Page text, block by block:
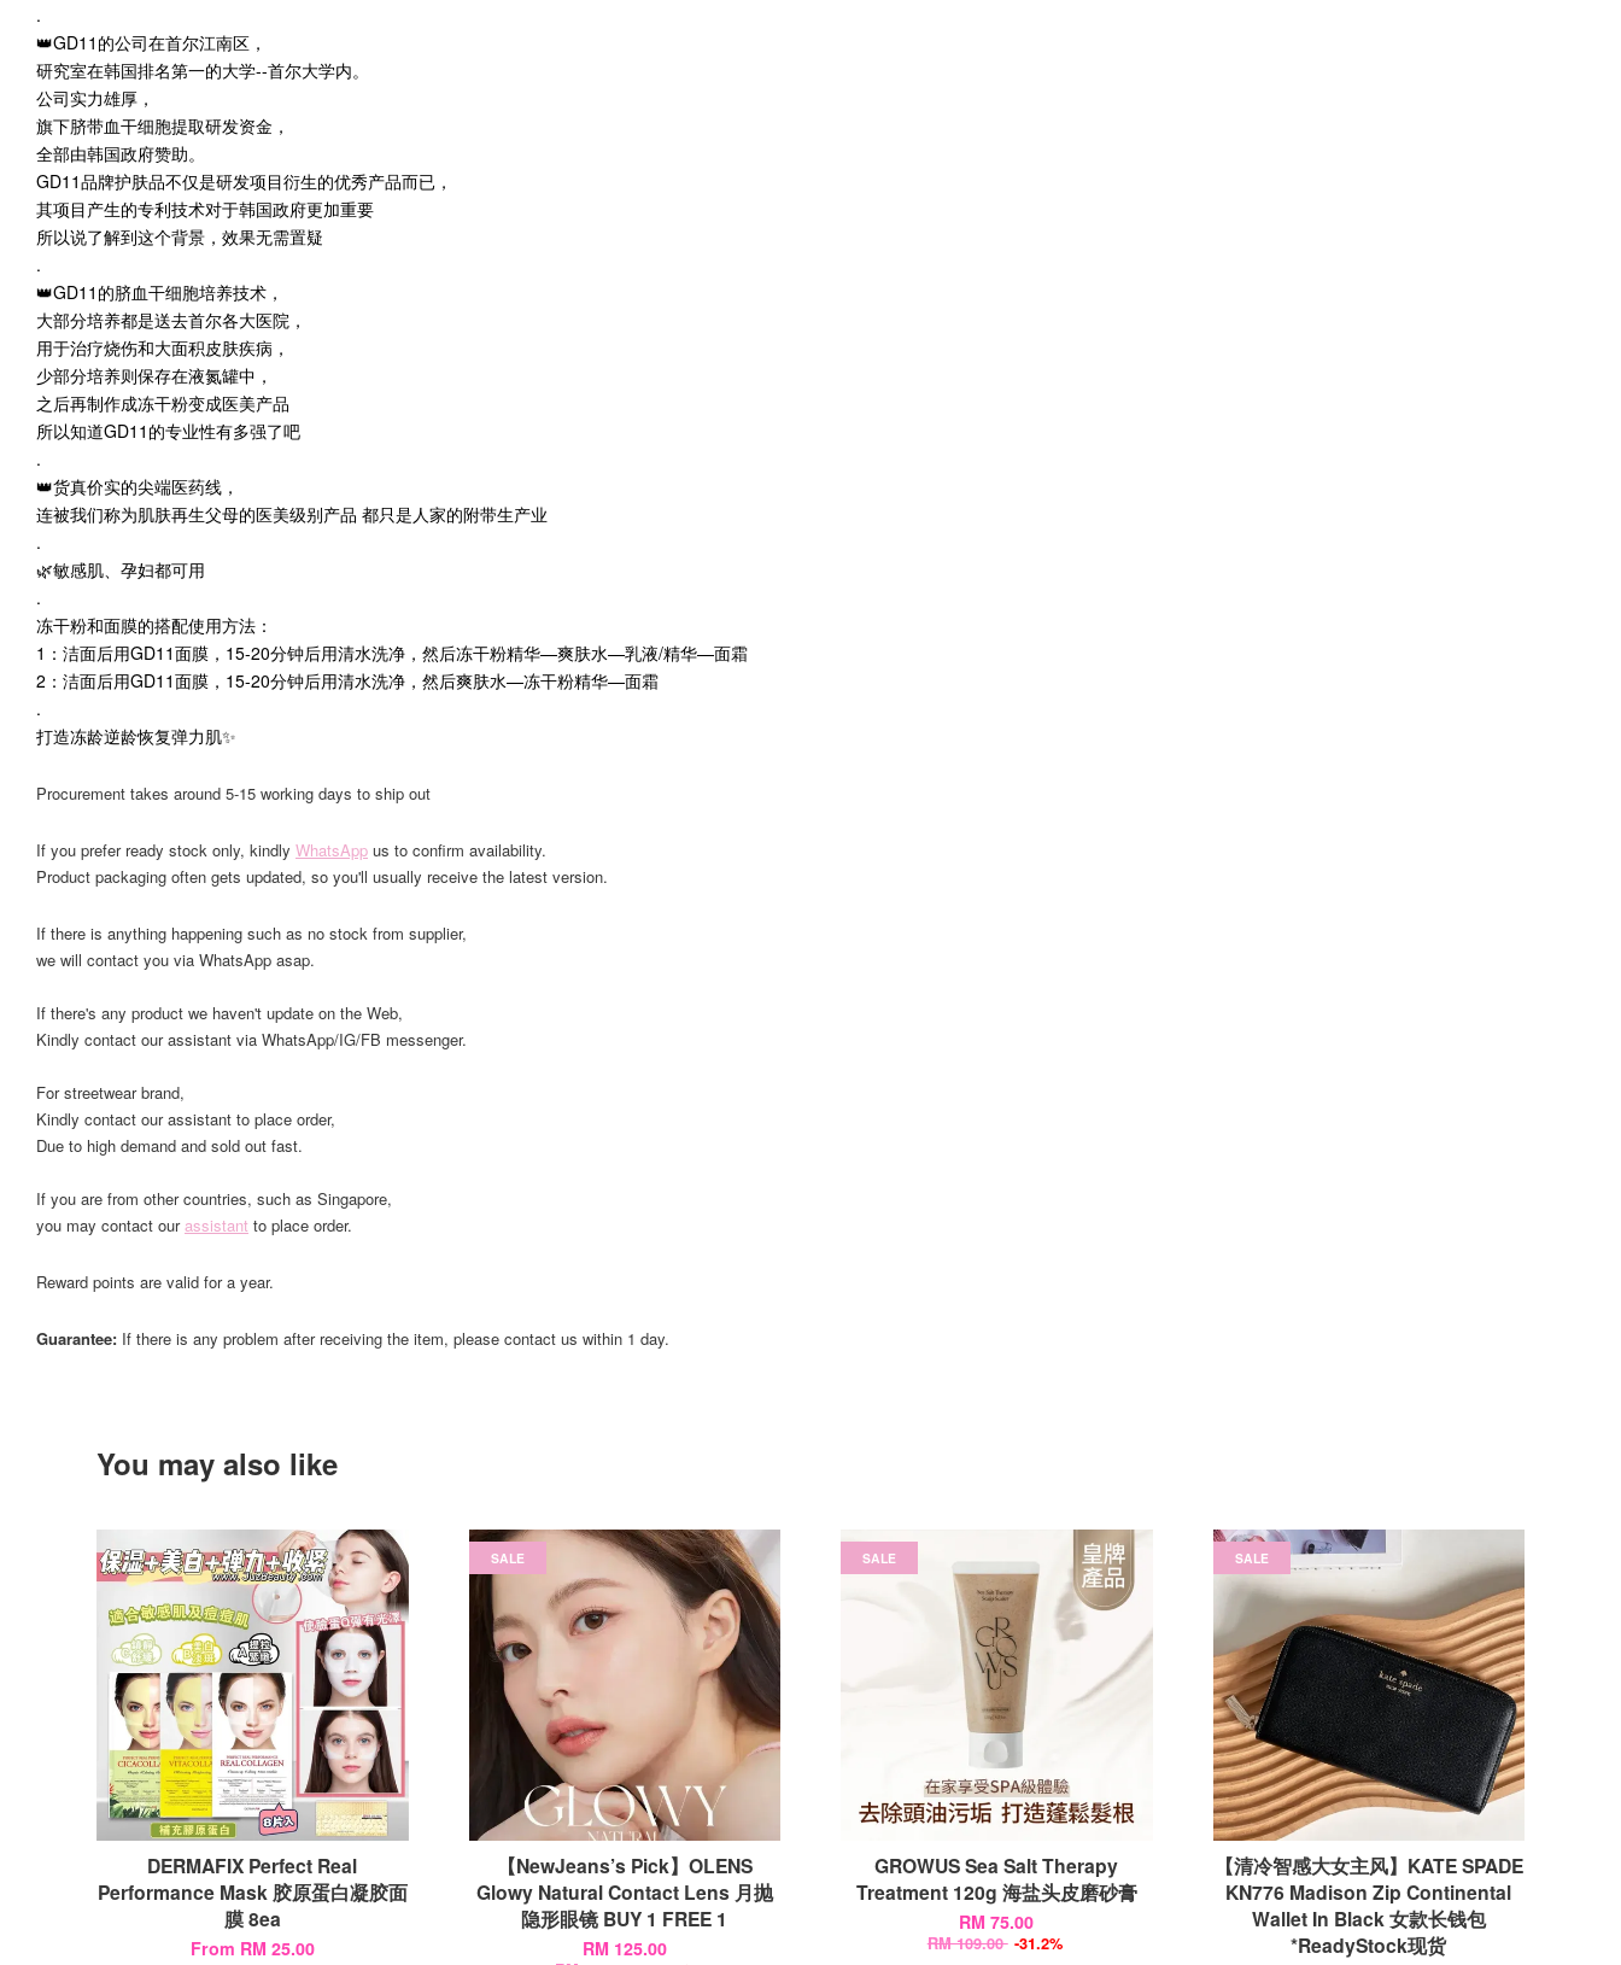
.
👑GD11的公司在首尔江南区，
研究室在韩国排名第一的大学--首尔大学内。
公司实力雄厚，
旗下脐带血干细胞提取研发资金，
全部由韩国政府赞助。
GD11品牌护肤品不仅是研发项目衍生的优秀产品而已，
其项目产生的专利技术对于韩国政府更加重要
所以说了解到这个背景，效果无需置疑
.
👑GD11的脐血干细胞培养技术，
大部分培养都是送去首尔各大医院，
用于治疗烧伤和大面积皮肤疾病，
少部分培养则保存在液氮罐中，
之后再制作成冻干粉变成医美产品
所以知道GD11的专业性有多强了吧
.
👑货真价实的尖端医药线，
连被我们称为肌肤再生父母的医美级别产品 都只是人家的附带生产业
.
🌿敏感肌、孕妇都可用
.
冻干粉和面膜的搭配使用方法：
1：洁面后用GD11面膜，15-20分钟后用清水洗净，然后冻干粉精华—爽肤水—乳液/精华—面霜
2：洁面后用GD11面膜，15-20分钟后用清水洗净，然后爽肤水—冻干粉精华—面霜
.
打造冻龄逆龄恢复弹力肌✨
Procurement takes around 5-15 working days to ship out
If you prefer ready stock only, kindly WhatsApp us to confirm availability.
Product packaging often gets updated, so you'll usually receive the latest version.
If there is anything happening such as no stock from supplier,
we will contact you via WhatsApp asap.
If there's any product we haven't update on the Web,
Kindly contact our assistant via WhatsApp/IG/FB messenger.
For streetwear brand,
Kindly contact our assistant to place order,
Due to high demand and sold out fast.
If you are from other countries, such as Singapore,
you may contact ourassistant to place order.
Reward points are valid for a year.
Guarantee: If there is any problem after receiving the item, please contact us within 1 day.
You may also like
DERMAFIX Perfect Real
Performance Mask 胶原蛋白凝胶面
膜 8ea
From RM 25.00
SALE
【NewJeans’s Pick】OLENS
Glowy Natural Contact Lens 月抛
隐形眼镜 BUY 1 FREE 1
RM 125.00
SALE
GROWUS Sea Salt Therapy
Treatment 120g 海盐头皮磨砂膏
RM 75.00
RM 109.00 -31.2%
SALE
【清冷智感大女主风】KATE SPADE
KN776 Madison Zip Continental
Wallet In Black 女款长钱包
*ReadyStock现货